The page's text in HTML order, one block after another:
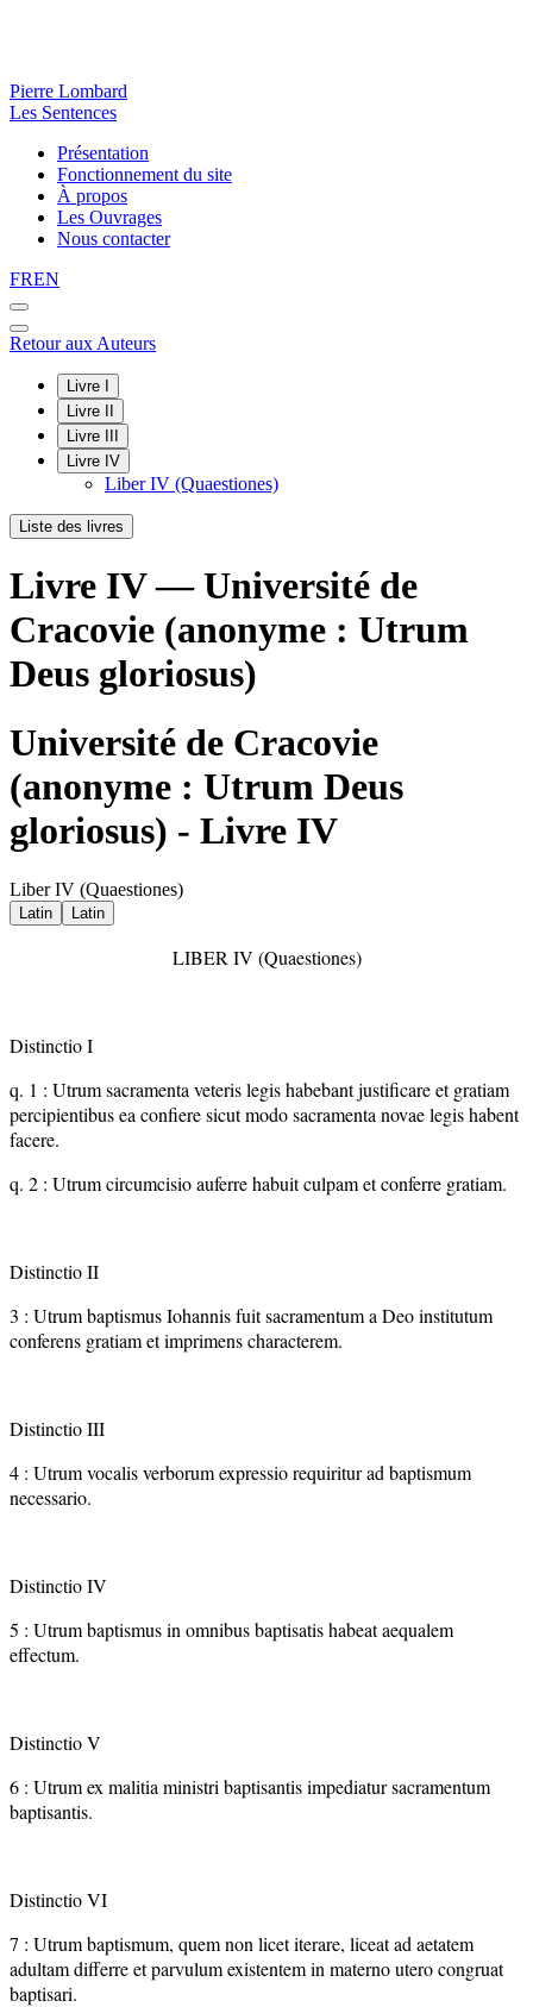
Pierre Lombard
Les Sentences
Présentation
Fonctionnement du site
À propos
Les Ouvrages
Nous contacter
FREN
Retour aux Auteurs
Livre I
Livre II
Livre III
Livre IV
Liber IV (Quaestiones)
Liste des livres
Livre IV — Université de
Cracovie (anonyme : Utrum
Deus gloriosus)
Université de Cracovie
(anonyme : Utrum Deus
gloriosus) - Livre IV
Liber IV (Quaestiones)
Latin Latin
LIBER IV (Quaestiones)
Distinctio I
q. 1 : Utrum sacramenta veteris legis habebant justificare et gratiam
percipientibus ea confiere sicut modo sacramenta novae legis habent
facere.
q. 2 : Utrum circumcisio auferre habuit culpam et conferre gratiam.
Distinctio II
3 : Utrum baptismus Iohannis fuit sacramentum a Deo institutum
conferens gratiam et imprimens characterem.
Distinctio III
4 : Utrum vocalis verborum expressio requiritur ad baptismum
necessario.
Distinctio IV
5 : Utrum baptismus in omnibus baptisatis habeat aequalem
effectum.
Distinctio V
6 : Utrum ex malitia ministri baptisantis impediatur sacramentum
baptisantis.
Distinctio VI
7 : Utrum baptismum, quem non licet iterare, liceat ad aetatem
adultam differre et parvulum existentem in materno utero congruat
baptisari.